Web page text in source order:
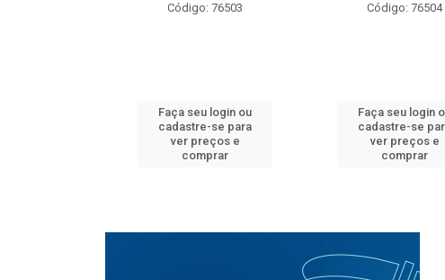
Código: 76503
Faça seu login ou
cadastre-se para
ver preços e
comprar
Código: 76504
Faça seu login
cadastre-se
ver preços e
comprar